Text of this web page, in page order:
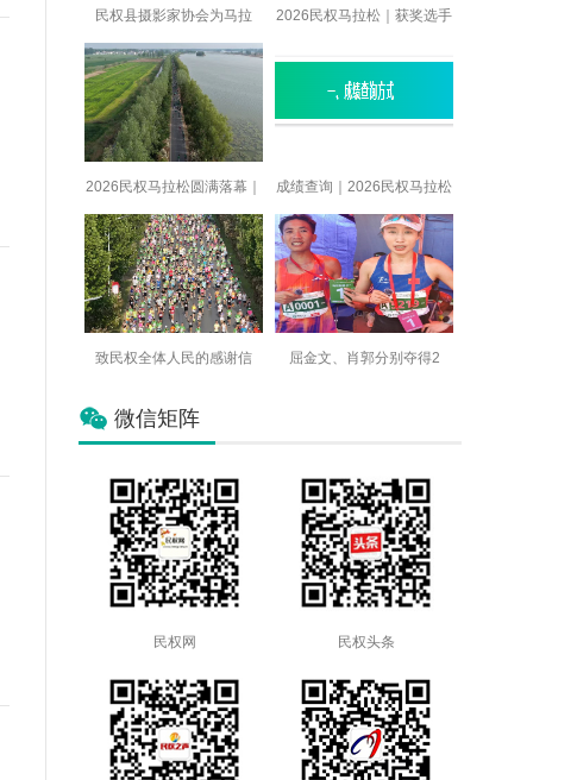
民权县摄影家协会为马拉 2026民权马拉松｜获奖选手
2026民权马拉松圆满落幕｜ 成绩查询｜2026民权马拉松
致民权全体人民的感谢信 屈金文、肖郭分别夺得2
微信矩阵
民权网 民权头条